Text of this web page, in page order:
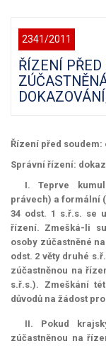
2341/2011
ŘÍZENÍ PŘED
Řízení před
Správní řízení:
I. Teprve
právech) a formální
34 odst. 1 s.ř.s. se
řízení. Zmešká-li
osoby zúčastněné
odst. 2 věty druhé
zúčastněnou na
s.ř.s.). Zmeškání
důvodů na žádost
II. Pokud
zúčastněnou na